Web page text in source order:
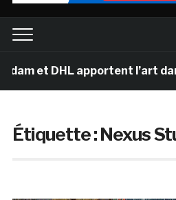
et DHL apportent l’art dans
Étiquette :Nexus